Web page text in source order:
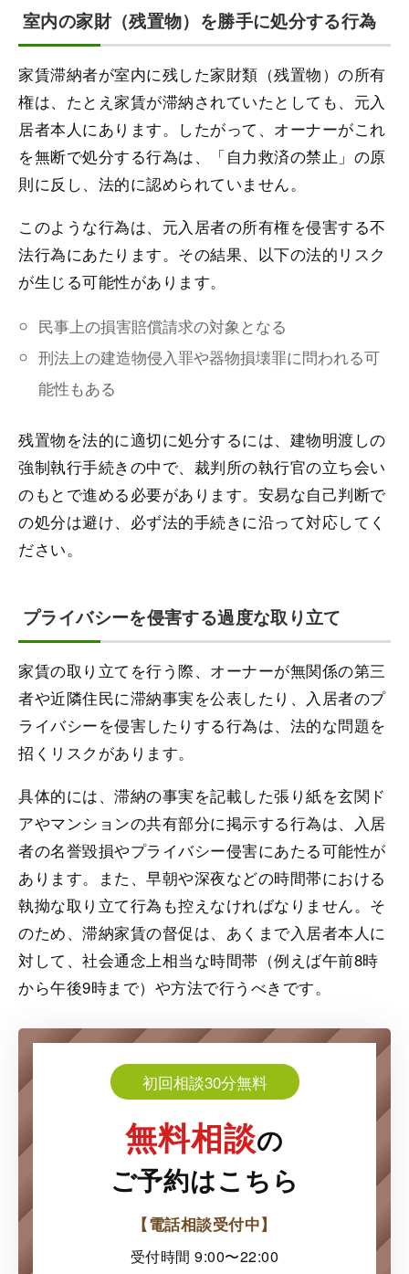
室内の家財（残置物）を勝手に処分する行為
家賃滞納者が室内に残した家財類（残置物）の所有
権は、たとえ家賃が滞納されていたとしても、元入
居者本人にあります。したがって、オーナーがこれ
を無断で処分する行為は、「自力救済の禁止」の原
則に反し、法的に認められていません。
このような行為は、元入居者の所有権を侵害する不
法行為にあたります。その結果、以下の法的リスク
が生じる可能性があります。
民事上の損害賠償請求の対象となる
刑法上の建造物侵入罪や器物損壊罪に問われる可
能性もある
残置物を法的に適切に処分するには、建物明渡しの
強制執行手続きの中で、裁判所の執行官の立ち会い
のもとで進める必要があります。安易な自己判断で
の処分は避け、必ず法的手続きに沿って対応してく
ださい。
プライバシーを侵害する過度な取り立て
家賃の取り立てを行う際、オーナーが無関係の第三
者や近隣住民に滞納事実を公表したり、入居者のプ
ライバシーを侵害したりする行為は、法的な問題を
招くリスクがあります。
具体的には、滞納の事実を記載した張り紙を玄関ド
アやマンションの共有部分に掲示する行為は、入居
者の名誉毀損やプライバシー侵害にあたる可能性が
あります。また、早朝や深夜などの時間帯における
執拗な取り立て行為も控えなければなりません。そ
のため、滞納家賃の督促は、あくまで入居者本人に
対して、社会通念上相当な時間帯（例えば午前8時
から午後9時まで）や方法で行うべきです。
初回相談30分無料
無料相談の
ご予約はこちら
【電話相談受付中】
受付時間 9:00〜22:00